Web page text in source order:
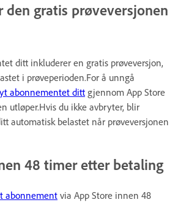
den gratis prøveversjonen
ditt inkluderer en gratis prøveversjon,
i prøveperioden.For å unngå
abonnementet ditt gjennom App Store
utløper.Hvis du ikke avbryter, blir
automatisk belastet når prøveversjonen
48 timer etter betaling
abonnementvia App Store innen 48